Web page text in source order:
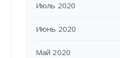
Июль 2020
Июнь 2020
Май 2020